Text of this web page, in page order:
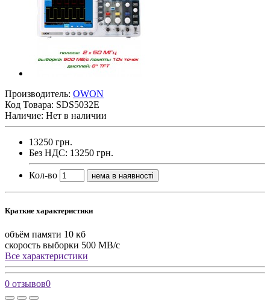
Производитель: OWON
Код Товара: SDS5032E
Наличие: Нет в наличии
13250 грн.
Без НДС: 13250 грн.
Кол-во нема в наявності
Краткие характеристики
объём памяти 10 кб
скорость выборки 500 МВ/с
Все характеристики
0 отзывов0